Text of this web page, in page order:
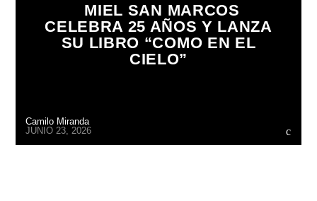
MIEL SAN MARCOS
CELEBRA 25 AÑOS Y LANZA
SU LIBRO “COMO EN EL
CIELO”
Camilo Miranda
JUNIO 23, 2026